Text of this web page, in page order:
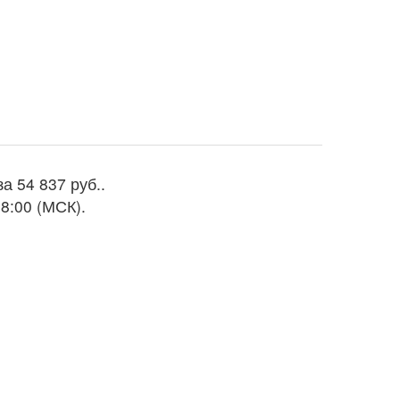
54 837 руб..
(МСК).